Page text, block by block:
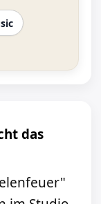
das